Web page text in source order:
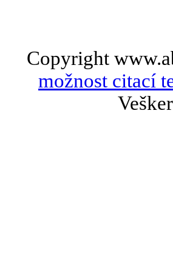
Copyright
možnost citací